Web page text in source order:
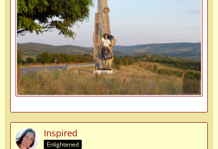
Inspired
Enlightened